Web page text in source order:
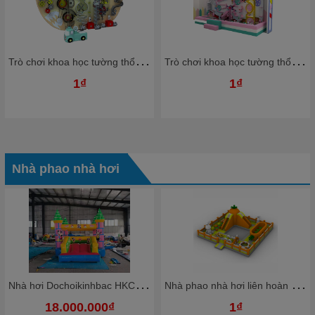
T
rò chơi khoa học tường thổi bóng nhựa Ziczac TTBKB05 Dochoikinhbac Trò chơi hấp dẫn trong nhà bóng
1₫
T
rò chơi khoa học tường thổi bóng nhựa Ziczac TTBKB03 Dochoikinhbac Trò chơi hấp dẫn trong nhà bóng
1₫
Nhà phao nhà hơi
N
hà hơi Dochoikinhbac HKCNH4
18.000.000₫
N
hà phao nhà hơi liên hoàn NPNHKB03 Dochoikinhbac - Khu trò chơi phao hơi vui nhộn
1₫